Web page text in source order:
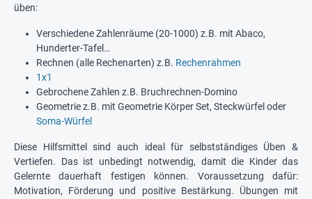
üben:
Verschiedene Zahlenräume (20-1000) z.B. mit Abaco,
Hunderter-Tafel…
Rechnen (alle Rechenarten) z.B. Rechenrahmen
1x1
Gebrochene Zahlen z.B. Bruchrechnen-Domino
Geometrie z.B. mit Geometrie Körper Set, Steckwürfel oder
Soma-Würfel
Diese Hilfsmittel sind auch ideal für selbstständiges Üben &
Vertiefen. Das ist unbedingt notwendig, damit die Kinder das
Gelernte dauerhaft festigen können. Voraussetzung dafür:
Motivation, Förderung und positive Bestärkung. Übungen mit